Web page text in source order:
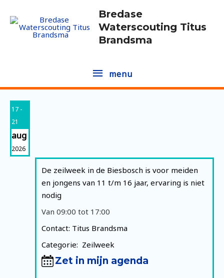
naar
Bredase
Waterscouting Titus
Brandsma
menu
menu
17 -
21
aug
2026
De zeilweek in de Biesbosch is voor meiden
en jongens van 11 t/m 16 jaar, ervaring is niet
nodig
Van 09:00 tot 17:00
Contact: Titus Brandsma
Categorie: Zeilweek
Zet in mijn agenda